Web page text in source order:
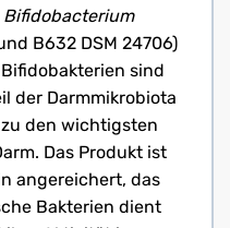
Bifidobacterium
B632 DSM 24706)
sind
der Darmmikrobiota
den wichtigsten
Das Produkt ist
angereichert, das
Bakterien dient